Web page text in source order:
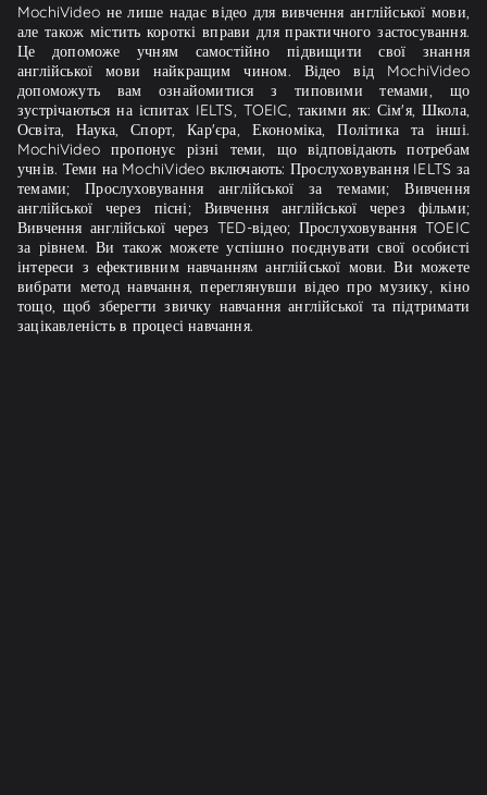
MochiVideo не лише надає відео для вивчення англійської мови,
але також містить короткі вправи для практичного застосування.
Це допоможе учням самостійно підвищити свої знання
англійської мови найкращим чином. Відео від MochiVideo
допоможуть вам ознайомитися з типовими темами, що
зустрічаються на іспитах IELTS, TOEIC, такими як: Сім'я, Школа,
Освіта, Наука, Спорт, Кар'єра, Економіка, Політика та інші.
MochiVideo пропонує різні теми, що відповідають потребам
учнів. Теми на MochiVideo включають: Прослуховування IELTS за
темами; Прослуховування англійської за темами; Вивчення
англійської через пісні; Вивчення англійської через фільми;
Вивчення англійської через TED-відео; Прослуховування TOEIC
за рівнем. Ви також можете успішно поєднувати свої особисті
інтереси з ефективним навчанням англійської мови. Ви можете
вибрати метод навчання, переглянувши відео про музику, кіно
тощо, щоб зберегти звичку навчання англійської та підтримати
зацікавленість в процесі навчання.